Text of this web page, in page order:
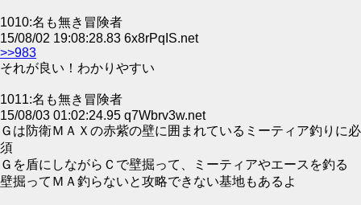
1010:名も無き冒険者
15/08/02 19:08:28.83 6x8rPqIS.net
>>983
それが良い！わかりやすい
1011:名も無き冒険者
15/08/03 01:02:24.95 q7Wbrv3w.net
Ｇは防衛ＭＡＸの赤紫の壁に囲まれているミーティア釣りに必
須
Ｇを盾にしながらＣで壁掘って、ミーティアやエースを釣る
壁掘ってＭＡ釣らないと攻略できない基地もあるよ